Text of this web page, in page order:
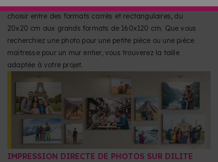
choisir entre des formats carrés et rectangulaires, du
20x20 cm aux grands formats de 160x120 cm. Que vous
recherchiez une photo pour une petite pièce ou une pièce
maîtresse pour un mur entier, vous trouverez la taille
adaptée à votre projet.
IMPRESSION DIRECTE DE PHOTOS SUR DILITE